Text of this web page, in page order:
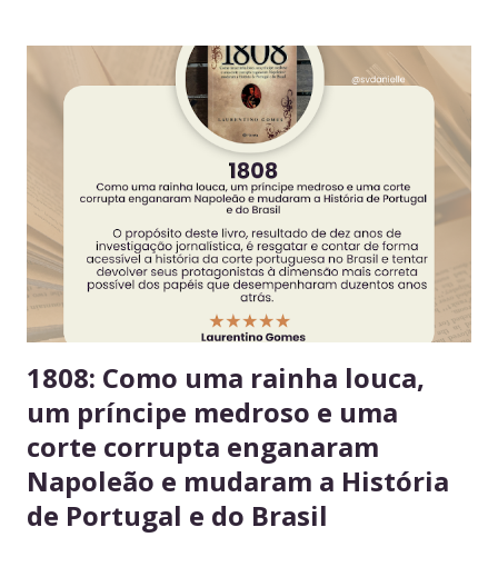
convivência e evita conflitos desnecessários. 2. Organize
seus alimentos em um único espaço Facilita o controle da
validade e mantém a geladeira práticas para todos. 3.
Consuma apenas o que é seu Evita mal-entendidos e
reforça a confiança entre colegas. 4. Derramou algo? Limpe
na hora Higiene imediata garante um ambiente limpo e
agradável para o próximo usuário. 5. Não deixe alimentos
estragarem Escolha um dia fixo da semana para revisar
seus itens e evitar desperdício. 6....
1808: Como uma rainha louca,
um príncipe medroso e uma
corte corrupta enganaram
Napoleão e mudaram a História
de Portugal e do Brasil